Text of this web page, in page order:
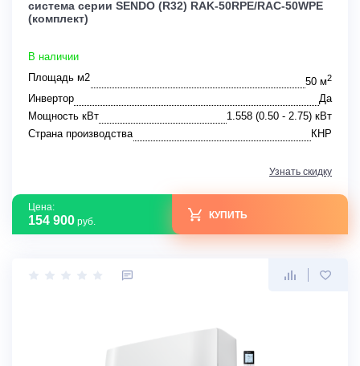
система серии SENDO (R32) RAK-50RPE/RAC-50WPE
(комплект)
В наличии
Площадь м2
50 м2
Инвертор
Да
Мощность кВт
1.558 (0.50 - 2.75) кВт
Страна производства
КНР
Узнать скидку
Цена:
154 900 руб.
КУПИТЬ